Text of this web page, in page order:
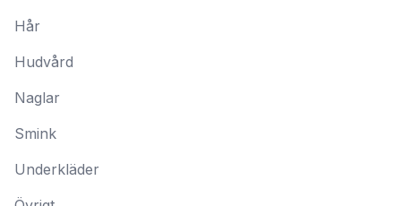
Hår
Hudvård
Naglar
Smink
Underkläder